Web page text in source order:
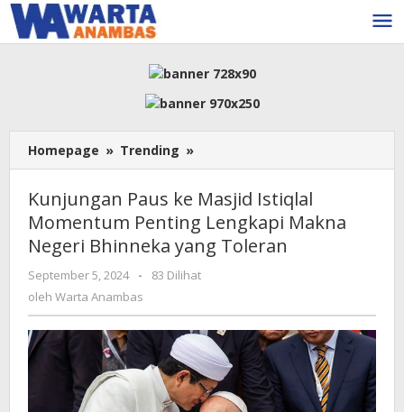
Lewati
ke
konten
Homepage » Trending »
Paus
Masjid
Istiqlal
Momentum
Penting
Lengkapi
Negeri
Bhinneka
yang
Toleran
Kunjungan Paus ke Masjid Istiqlal
Momentum Penting Lengkapi Makna
Negeri Bhinneka yang Toleran
September 5, 2024
oleh
-
83 Dilihat
oleh Warta Anambas